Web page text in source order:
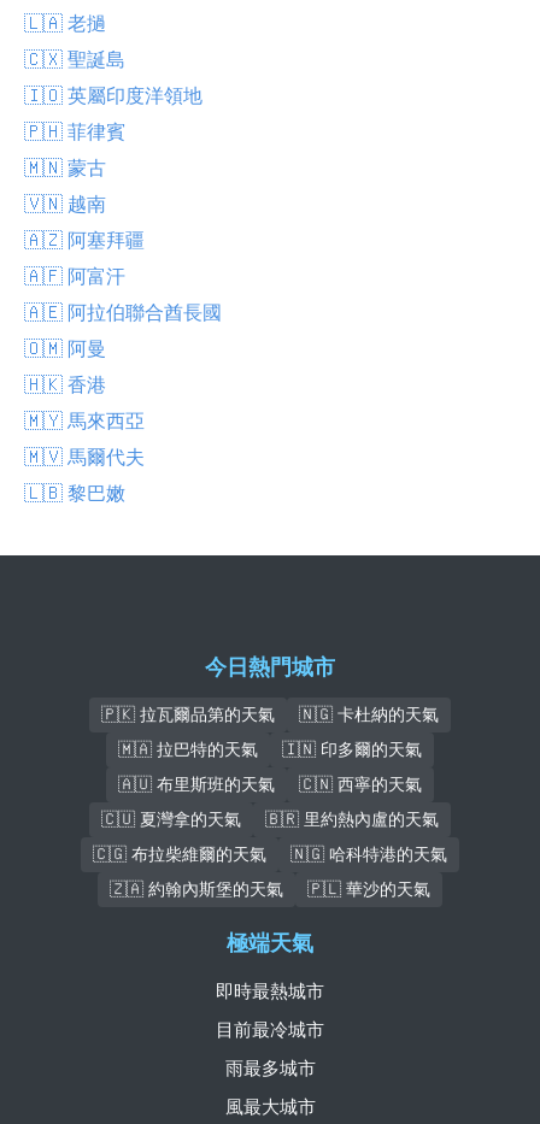
🇱🇦 老撾
🇨🇽 聖誕島
🇮🇴 英屬印度洋領地
🇵🇭 菲律賓
🇲🇳 蒙古
🇻🇳 越南
🇦🇿 阿塞拜疆
🇦🇫 阿富汗
🇦🇪 阿拉伯聯合酋長國
🇴🇲 阿曼
🇭🇰 香港
🇲🇾 馬來西亞
🇲🇻 馬爾代夫
🇱🇧 黎巴嫩
今日熱門城市
🇵🇰 拉瓦爾品第的天氣
🇳🇬 卡杜納的天氣
🇲🇦 拉巴特的天氣
🇮🇳 印多爾的天氣
🇦🇺 布里斯班的天氣
🇨🇳 西寧的天氣
🇨🇺 夏灣拿的天氣
🇧🇷 里約熱內盧的天氣
🇨🇬 布拉柴維爾的天氣
🇳🇬 哈科特港的天氣
🇿🇦 約翰內斯堡的天氣
🇵🇱 華沙的天氣
極端天氣
即時最熱城市
目前最冷城市
雨最多城市
風最大城市